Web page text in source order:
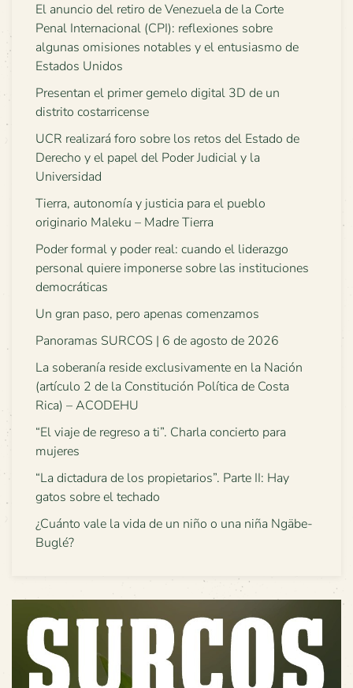
El anuncio del retiro de Venezuela de la Corte
Penal Internacional (CPI): reflexiones sobre
algunas omisiones notables y el entusiasmo de
Estados Unidos
Presentan el primer gemelo digital 3D de un
distrito costarricense
UCR realizará foro sobre los retos del Estado de
Derecho y el papel del Poder Judicial y la
Universidad
Tierra, autonomía y justicia para el pueblo
originario Maleku – Madre Tierra
Poder formal y poder real: cuando el liderazgo
personal quiere imponerse sobre las instituciones
democráticas
Un gran paso, pero apenas comenzamos
Panoramas SURCOS | 6 de agosto de 2026
La soberanía reside exclusivamente en la Nación
(artículo 2 de la Constitución Política de Costa
Rica) – ACODEHU
“El viaje de regreso a ti”. Charla concierto para
mujeres
“La dictadura de los propietarios”. Parte II: Hay
gatos sobre el techado
¿Cuánto vale la vida de un niño o una niña Ngäbe-
Buglé?